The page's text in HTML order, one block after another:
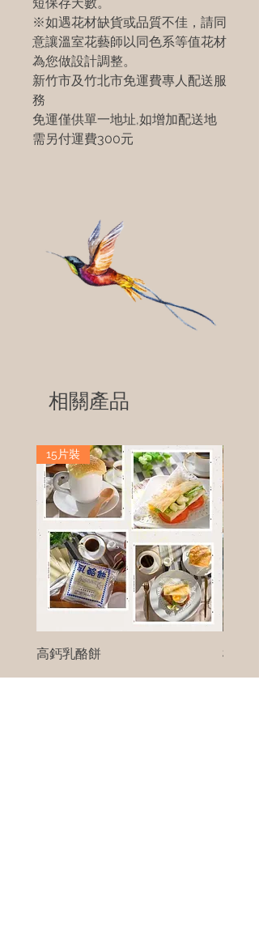
※如遇花材缺貨或品質不佳，請同
意讓溫室花藝師以同色系等值花材
為您做設計調整。
新竹市及竹北市免運費專人配送服
務
免運僅供單一地址,如增加配送地
需另付運費300元
相關產品
15片裝
高鈣乳酪餅 樹葡萄